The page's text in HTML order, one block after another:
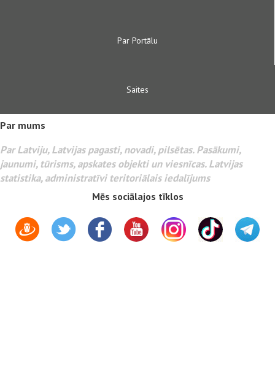
Par Portālu
Saites
Par mums
Par Latviju, Latvijas pagasti, novadi, pilsētas. Pasākumi,
jaunumi, tūrisms, apskates objekti un viesnīcas. Latvijas
statistika, administratīvi teritoriālais iedalījums
Mēs sociālajos tīklos